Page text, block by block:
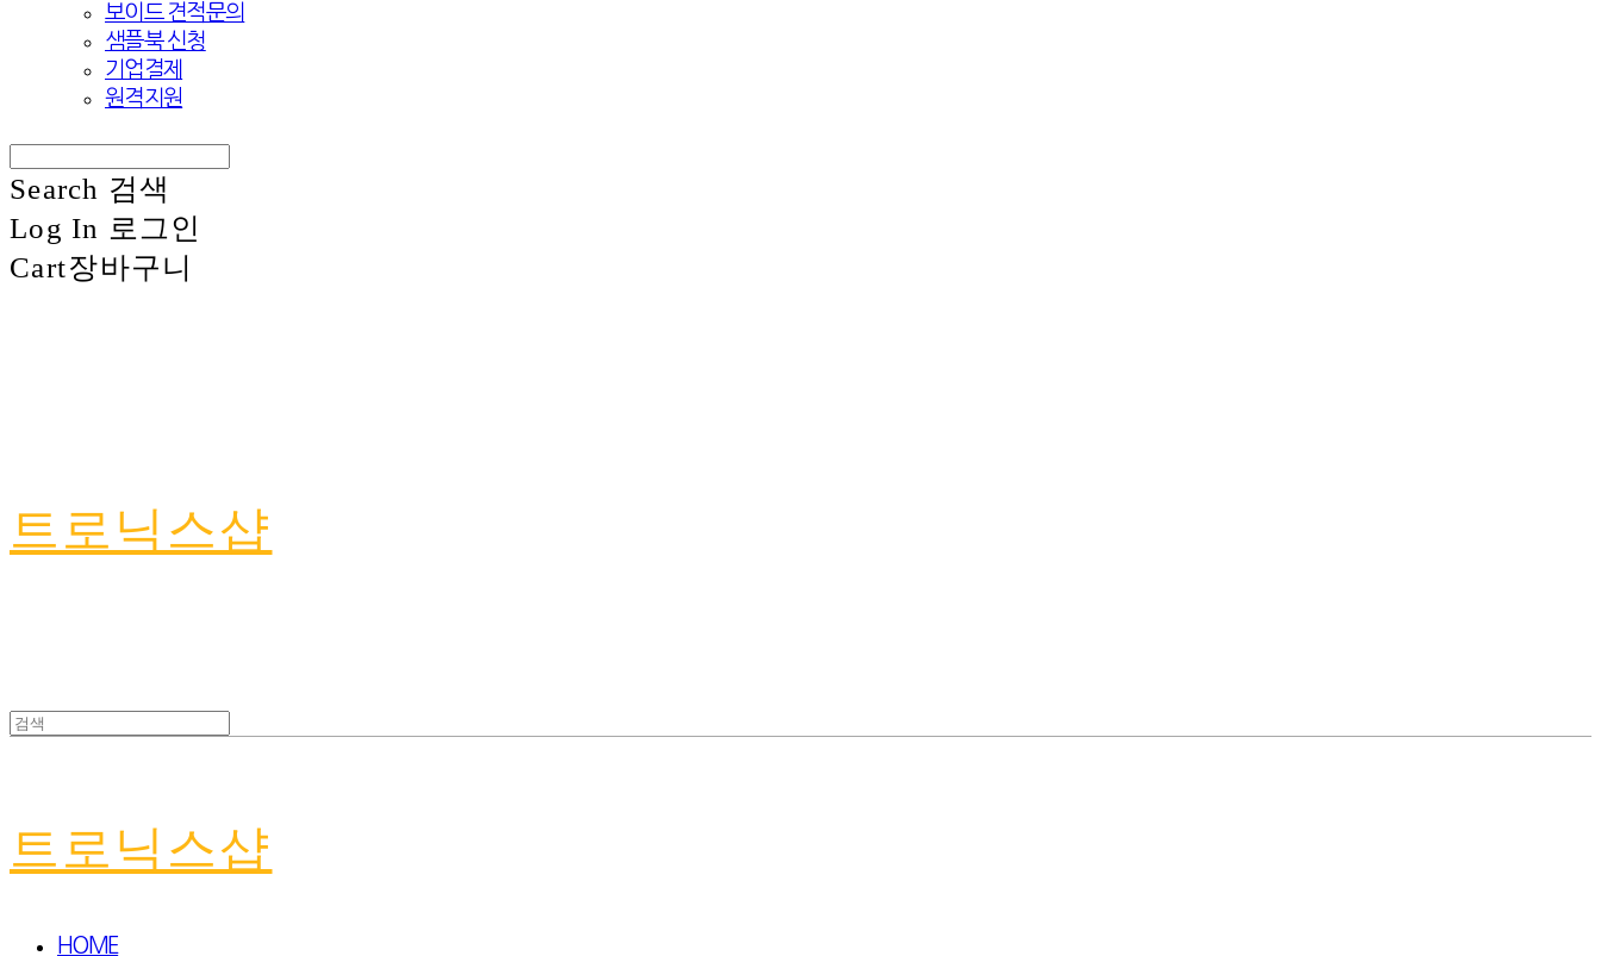
보이드 견적문의
샘플북 신청
기업결제
원격지원
Search 검색
Log In 로그인
Cart장바구니
트로닉스샵
트로닉스샵
HOME